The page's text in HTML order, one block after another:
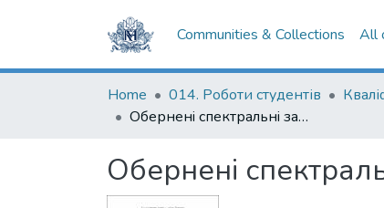
Communities & Collections All
Home 014. Роботи студентів
Оберненi спектральнi задачi на зважених графах
Оберненi